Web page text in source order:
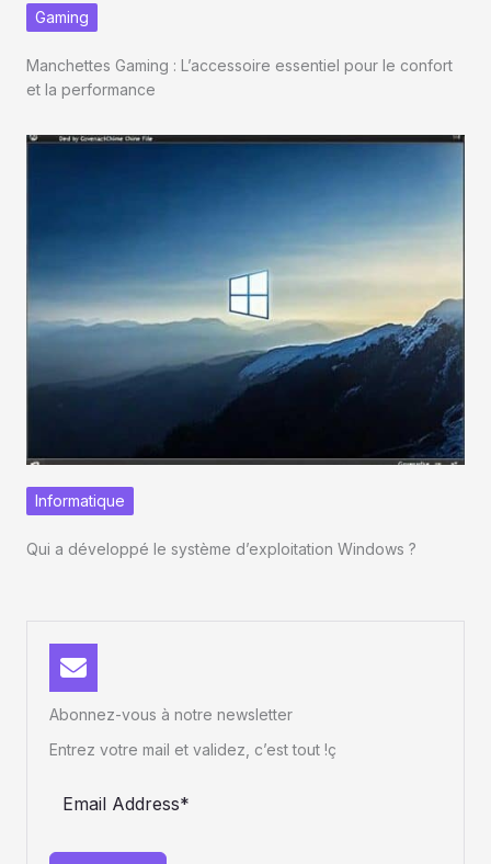
Gaming
Manchettes Gaming : L’accessoire essentiel pour le confort
et la performance
Informatique
Qui a développé le système d’exploitation Windows ?
Abonnez-vous à notre newsletter
Entrez votre mail et validez, c’est tout !ç